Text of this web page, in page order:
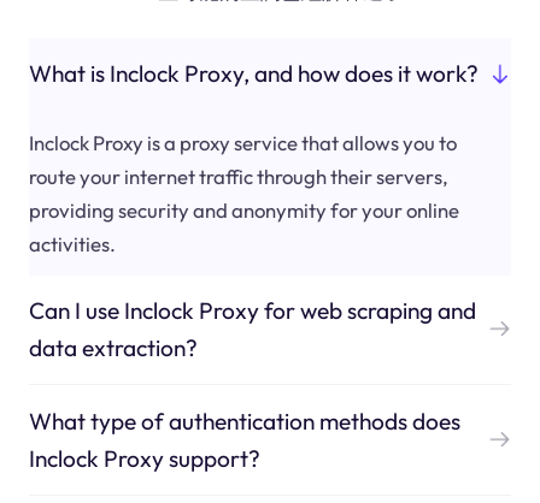
What is Inclock Proxy, and how does it work?
Inclock Proxy is a proxy service that allows you to
route your internet traffic through their servers,
providing security and anonymity for your online
activities.
Can I use Inclock Proxy for web scraping and
data extraction?
What type of authentication methods does
Inclock Proxy support?